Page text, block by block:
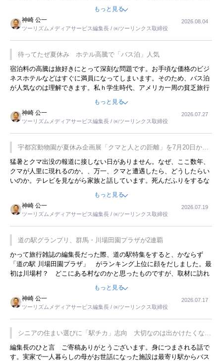
ような意味で、金曜夜にこのようなイベントが行われれば、日本人に
限らず外国人にとっても楽しみが増えるでしょうね。
もっと見る
神崎 公一
ツーリズムメディアサービス編集長 / ㈱ツーリンクス取締役
2026.08.04
待ってたぜ夏休み ホテル高騰で「バス泊」人気
宿泊料の高騰は旅好きにとって深刻な問題です。お手頃な価格のビジ
ネスホテルなどはすぐに満員になってしまいます。そのため、バス泊
が人気なのは理解できます。私ｈ学生時代、アメリカ一周の貧乏旅行
をした時は、移動はグレイハウンドバスでした。夕方から夜の便を利
用してホテル代を浮かせていました。ただし、若いからできたことで
す。若い人が夜行バスで京都に行った、青森に行ったと聞くと、疲れ
が残らないのかなと思ってしまいます。
もっと見る
神崎 公一
ツーリズムメディアサービス編集長 / ㈱ツーリンクス取締役
2026.07.27
宇都宮動物園が夏休み企画展「クマと人との距離」を7月20日から
開催
猛暑とクマ出没の報道に接しない日がありません。なぜ、ここ数年、
クマが人里に現れるのか。、万一、クマと遭遇したら、どうしたらい
いのか。テレビを見ながら家族と話しています。死んだふりをするな
んてことは、冗談でもいえません。そんな中で、この企画展はタイム
もっと見る
神崎 公一
ツーリズムメディアサービス編集長 / ㈱ツーリンクス取締役
2026.07.19
道の駅グランプリ、群馬・川場田園プラザが2連覇
かって旅行雑誌の編集長だった際、道の駅特集をすると、かならず
「道の駅 川場田園プラザ」 がランキング上位に顔をだしました。最
初は川場村？ どこにある村なのかと思ったものですが、取材に訪れ
永井 彰一社長にインタビューしたら、興味深い話が次々が飛び出しま
した。プレゼンも巧みで、今でも思い出すことが２つあります。一つ
は、従業員に東京ディズニーランドを見学させ、サービス業、接客業
の何かを理解してもらっていることです。 もう一つは1800円もする
プレミアムヨーグルトを販売するにあたり、社内に懸念もあったそう
です。永井社長は、駐車場に都内ナンバーの高級外車が停まっている
ことに目をつけ、高級商品でも売れると確信したそうです。今回の記
事を懐かしく読みました。
もっと見る
神崎 公一
ツーリズムメディアサービス編集長 / ㈱ツーリンクス取締役
2026.07.17
シニアの住まい選びに「駅チカ」志向 大切なのは出かけたくなる
暮らし
編集長のひと言 ご寄稿ありがとうございます。身につまされる話で
す。実家で一人暮らしの母がお世話になった施設は最寄り駅からバス